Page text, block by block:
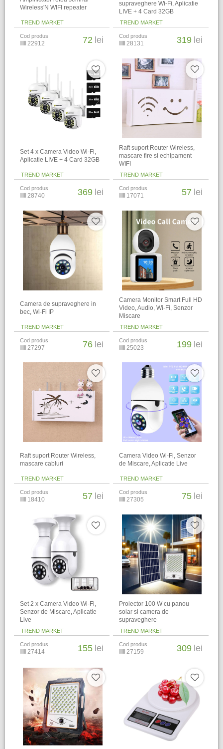
Wireless'N WIFI repeater
TREND MARKET
Cod produs
22912 72 lei
supraveghere Wi-Fi, Aplicatie
LIVE + 4 Card 32GB
TREND MARKET
Cod produs
28131 319 lei
Set 4 x Camera Video Wi-Fi,
Aplicatie LIVE + 4 Card 32GB
TREND MARKET
Cod produs
28740 369 lei
Raft suport Router Wireless,
mascare fire si echipament
WIFI
TREND MARKET
Cod produs
17071 57 lei
Camera de supraveghere in
bec, Wi-Fi IP
TREND MARKET
Cod produs
27297 76 lei
Camera Monitor Smart Full HD
Video, Audio, Wi-Fi, Senzor
Miscare
TREND MARKET
Cod produs
25023 199 lei
Raft suport Router Wireless,
mascare cabluri
TREND MARKET
Cod produs
18410 57 lei
Camera Video Wi-Fi, Senzor
de Miscare, Aplicatie Live
TREND MARKET
Cod produs
27305 75 lei
Set 2 x Camera Video Wi-Fi,
Senzor de Miscare, Aplicatie
Live
TREND MARKET
Cod produs
27414 155 lei
Proiector 100 W cu panou
solar si camera de
supraveghere
TREND MARKET
Cod produs
27159 309 lei